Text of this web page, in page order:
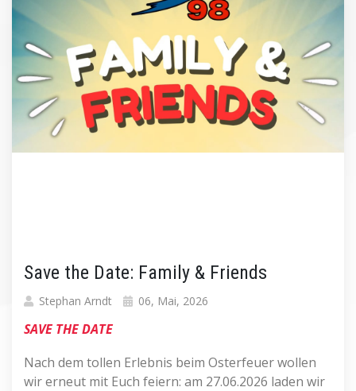
Save the Date: Family & Friends
Stephan Arndt 06, Mai, 2026
SAVE THE DATE
Nach dem tollen Erlebnis beim Osterfeuer wollen
wir erneut mit Euch feiern: am 27.06.2026 laden wir